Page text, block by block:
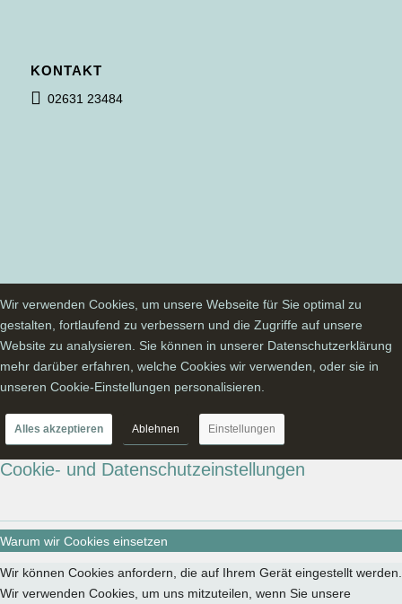
KONTAKT
02631 23484
Wir verwenden Cookies, um unsere Webseite für Sie optimal zu
gestalten, fortlaufend zu verbessern und die Zugriffe auf unsere
Website zu analysieren. Sie können in unserer Datenschutzerklärung
mehr darüber erfahren, welche Cookies wir verwenden, oder sie in
unseren Cookie-Einstellungen personalisieren.
Alles akzeptieren Ablehnen Einstellungen
Cookie- und Datenschutzeinstellungen
Warum wir Cookies einsetzen
Wir können Cookies anfordern, die auf Ihrem Gerät eingestellt werden.
Wir verwenden Cookies, um uns mitzuteilen, wenn Sie unsere